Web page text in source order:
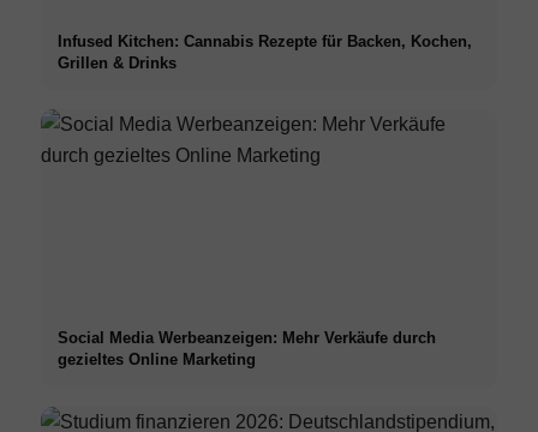
Infused Kitchen: Cannabis Rezepte für Backen, Kochen,
Grillen & Drinks
Social Media Werbeanzeigen: Mehr Verkäufe durch
gezieltes Online Marketing